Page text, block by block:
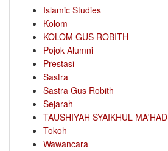
Islamic Studies
Kolom
KOLOM GUS ROBITH
Pojok Alumni
Prestasi
Sastra
Sastra Gus Robith
Sejarah
TAUSHIYAH SYAIKHUL MA'HAD
Tokoh
Wawancara